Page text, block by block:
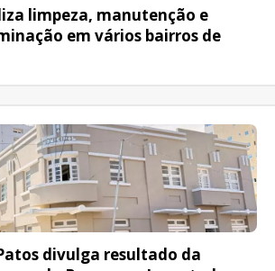
limpeza, manutenção e
em vários bairros de
divulga resultado da